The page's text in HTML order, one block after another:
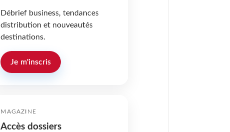
Débrief business, tendances
distribution et nouveautés
destinations.
Je m'inscris
MAGAZINE
Accès dossiers